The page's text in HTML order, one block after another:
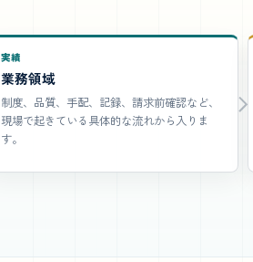
実績
業務領域
制度、品質、手配、記録、請求前確認など、
現場で起きている具体的な流れから入りま
す。